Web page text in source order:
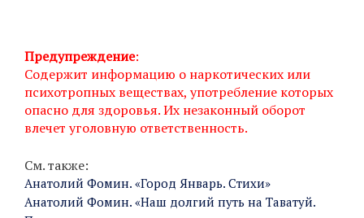
Предупреждение:
Содержит информацию о наркотических или
психотропных веществах, употребление которых
опасно для здоровья. Их незаконный оборот
влечет уголовную ответственность.
См. также:
Анатолий Фомин. «Город Январь. Стихи»
Анатолий Фомин. «Наш долгий путь на Таватуй.